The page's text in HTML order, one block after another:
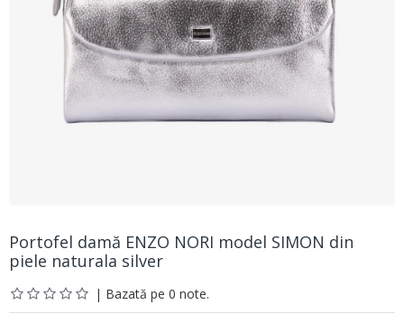
Portofel damă ENZO NORI model SIMON din
piele naturala silver
| Bazată pe 0 note.